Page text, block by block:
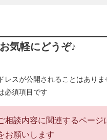
気軽にどうぞ♪
レスが公開されることはありま
必須項目です
相談内容に関連するページ
お願いします